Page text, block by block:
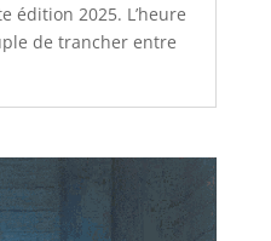
édition 2025. L’heure
de trancher entre